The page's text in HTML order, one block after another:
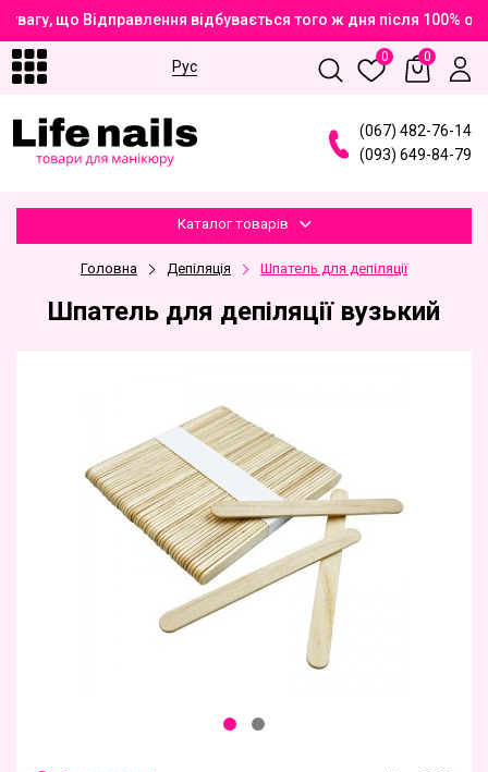
що Відправлення відбувається того ж дня після 100%
Рус
0 0
(067) 482-76-14
(093) 649-84-79
Каталог товарів
Головна Депіляція Шпатель для депіляції
Шпатель для депіляції вузький